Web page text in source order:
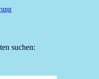
suchen: